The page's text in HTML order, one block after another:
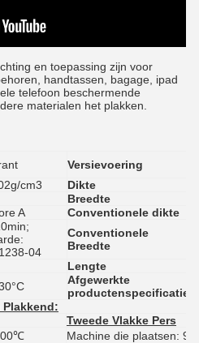
en toepassing zijn voor
handtassen, bagage, ipad
telefoon beschermende
materialen het plakken.
Versievoering
cm3 Dikte
Breedte
A Conventionele dikte
04
Conventionele
Breedte
Lengte
Afgewerkte
productenspecificatie
Plakkend:
Tweede Vlakke Pers
Machine die plaatsen: